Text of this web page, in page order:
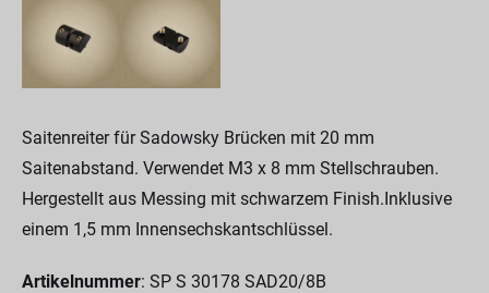
Saitenreiter für Sadowsky Brücken mit 20 mm
Saitenabstand. Verwendet M3 x 8 mm Stellschrauben.
Hergestellt aus Messing mit schwarzem Finish.Inklusive
einem 1,5 mm Innensechskantschlüssel.
Artikelnummer: SP S 30178 SAD20/8B